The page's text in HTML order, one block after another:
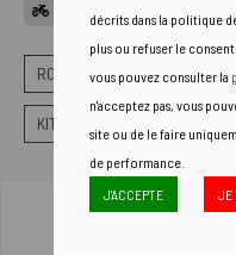
ROUES KIT DE RÉVISION
KIT DE JOINTS ET DE
décrits dans la politique
plus ou refuser le
vous pouvez consulter la
n'acceptez pas, vous
site ou de le faire
de performance.
J'ACCEPTE
JE